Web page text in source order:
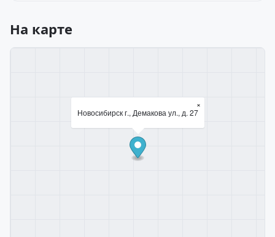
На карте
Новосибирск г., Демакова ул., д. 27
×